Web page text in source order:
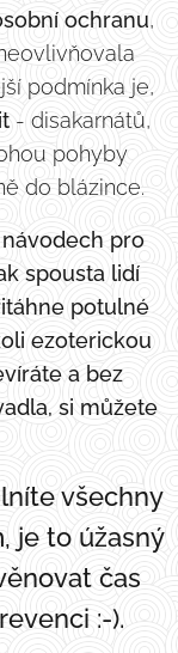
ochranu,
podmínka je,
- disakarnátů,
pohyby
do blázince.
pro
spousta lidí
potulné
ezoterickou
a bez
si můžete
všechny
je to úžasný
čas
:-).